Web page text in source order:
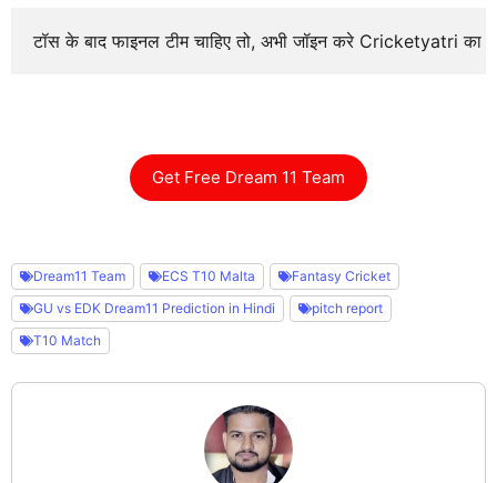
टॉस के बाद फाइनल टीम चाहिए तो, अभी जॉइन करे Cricketyatri
Get Free Dream 11 Team
Dream11 Team ECS T10 Malta
Fantasy Cricket
GU vs EDK Dream11 Prediction in Hindi
pitch report
T10 Match